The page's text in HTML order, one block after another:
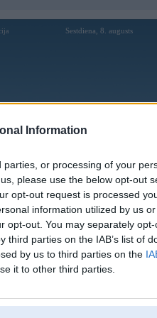
Information
or processing of your
please use the below opt-out
opt-out request is processed
information utilized by us
opt-out. You may separately
parties on the IAB’s list of
by us to third parties on the
it to other third parties.
Sestdiena, 8. augusts
Lietotāji
profils
nk88pet
0
ziņojumi forumā